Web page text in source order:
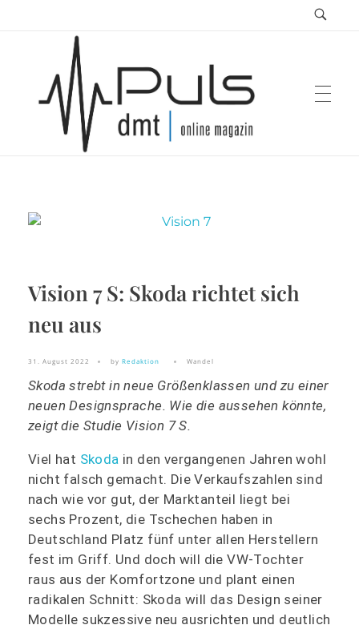
Puls Magazin
Zukunft der Mobilität
Vision 7 S: Skoda richtet sich
neu aus
31. August 2022 by Redaktion Wandel
Skoda strebt in neue Größenklassen und zu einer
neuen Designsprache. Wie die aussehen könnte,
zeigt die Studie Vision 7 S.
Viel hat Skoda in den vergangenen Jahren wohl
nicht falsch gemacht. Die Verkaufszahlen sind
nach wie vor gut, der Marktanteil liegt bei
sechs Prozent, die Tschechen haben in
Deutschland Platz fünf unter allen Herstellern
fest im Griff. Und doch will die VW-Tochter
raus aus der Komfortzone und plant einen
radikalen Schnitt: Skoda will das Design seiner
Modelle sukzessive neu ausrichten und deutlich